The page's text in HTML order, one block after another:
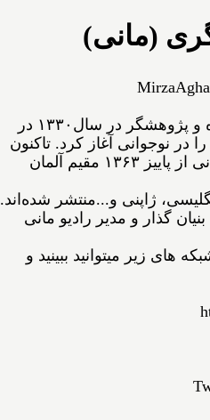
(مانی)
MirzaAgha
ﻣﻴﺮﺯﺍﺁﻗﺎﻋﺴگرﻯ(ﻣﺎﻧﻰ) شاعر، نویسنده و پژوهشگر ﺩﺭ ﺳﺎﻝ۱۳۳۰ در
ﺩﺭ ﻧﻮﺟﻮﺍﻧﻰ ﺁﻏﺎﺯ ﻛﺮﺩ. ﺗﺎﻛﻨﻮﻥ
۵۴ ﺟﻠﺪ ﺍﺯ ﺁﺛﺎﺭﺵ ﺑﻪ ﭼﺎﭖ ﺭﺳﻴﺪه‌اﻧﺪ. مانی از ﭘﺎﻳﻴﺰ ۱۳۶۳ مقیم ﺁﻟﻤﺎﻥ
ژاپنی و...ﻣﻨﺘﺸﺮ ﺷﺪﻩ⁯اند.
گذار و مدیر رادیو مانی
های زیر میتوانید ببینید و